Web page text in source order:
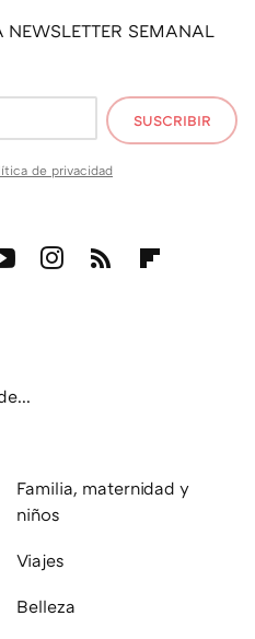
SEMANAL
SUSCRIBIR
de privacidad
Familia, maternidad y
niños
Viajes
Belleza